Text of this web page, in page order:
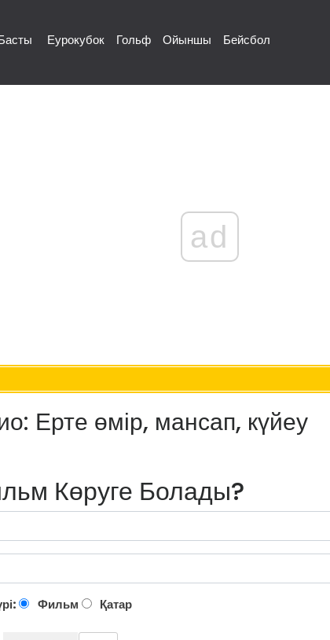
Еурокубок Гольф Ойыншы Бейсбол
ad
Ерте өмір, мансап, күйеу
Көруге Болады?
Фильм Қатар